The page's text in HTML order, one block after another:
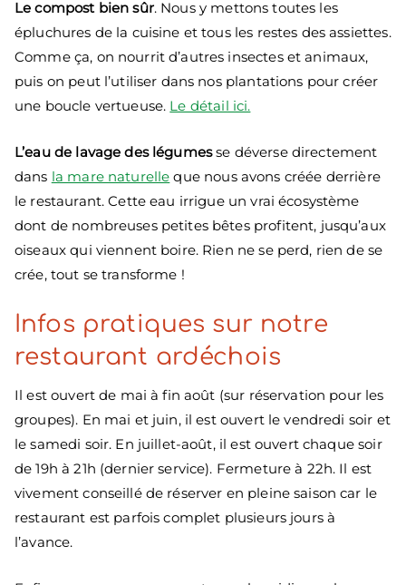
Le compost bien sûr. Nous y mettons toutes les
épluchures de la cuisine et tous les restes des assiettes.
Comme ça, on nourrit d’autres insectes et animaux,
puis on peut l’utiliser dans nos plantations pour créer
une boucle vertueuse. Le détail ici.
L’eau de lavage des légumesse déverse directement
dans la mare naturelle que nous avons créée derrière
le restaurant. Cette eau irrigue un vrai écosystème
dont de nombreuses petites bêtes profitent, jusqu’aux
oiseaux qui viennent boire. Rien ne se perd, rien de se
crée, tout se transforme !
Infos pratiques sur notre
restaurant ardéchois
Il est ouvert de mai à fin août (sur réservation pour les
groupes). En mai et juin, il est ouvert le vendredi soir et
le samedi soir. En juillet-août, il est ouvert chaque soir
de 19h à 21h (dernier service). Fermeture à 22h. Il est
vivement conseillé de réserver en pleine saison car le
restaurant est parfois complet plusieurs jours à
l’avance.